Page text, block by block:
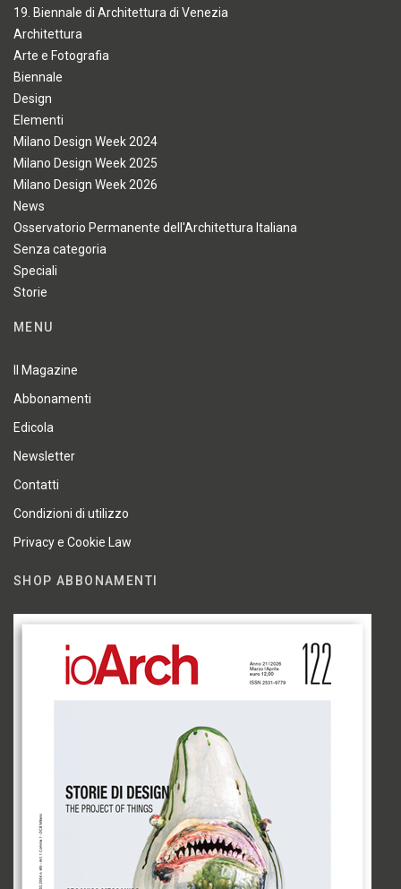
19. Biennale di Architettura di Venezia
Architettura
Arte e Fotografia
Biennale
Design
Elementi
Milano Design Week 2024
Milano Design Week 2025
Milano Design Week 2026
News
Osservatorio Permanente dell'Architettura Italiana
Senza categoria
Speciali
Storie
MENU
Il Magazine
Abbonamenti
Edicola
Newsletter
Contatti
Condizioni di utilizzo
Privacy e Cookie Law
SHOP ABBONAMENTI